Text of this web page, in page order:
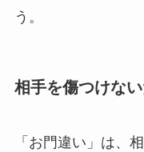
う。
相手を傷つけな
「お門違い」は、